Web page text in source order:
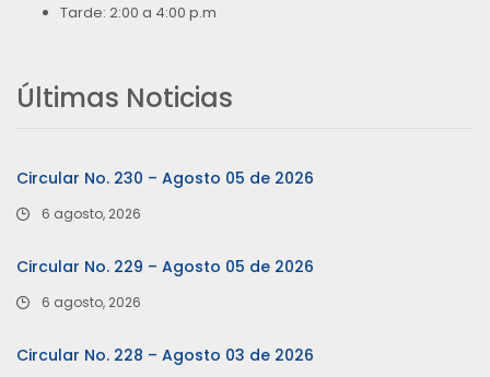
Tarde: 2:00 a 4:00 p.m
Últimas Noticias
Circular No. 230 – Agosto 05 de 2026
6 agosto, 2026
Circular No. 229 – Agosto 05 de 2026
6 agosto, 2026
Circular No. 228 – Agosto 03 de 2026